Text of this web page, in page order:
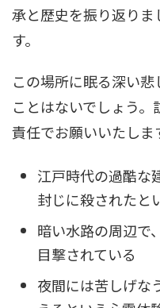
承と歴史を振り返り
す。
この場所に眠る深い
ことはないでしょう
責任でお願いいたしま
江戸時代の過酷な
封じに殺されたと
暗い水路の周辺で
目撃されている
夜間には苦しげな